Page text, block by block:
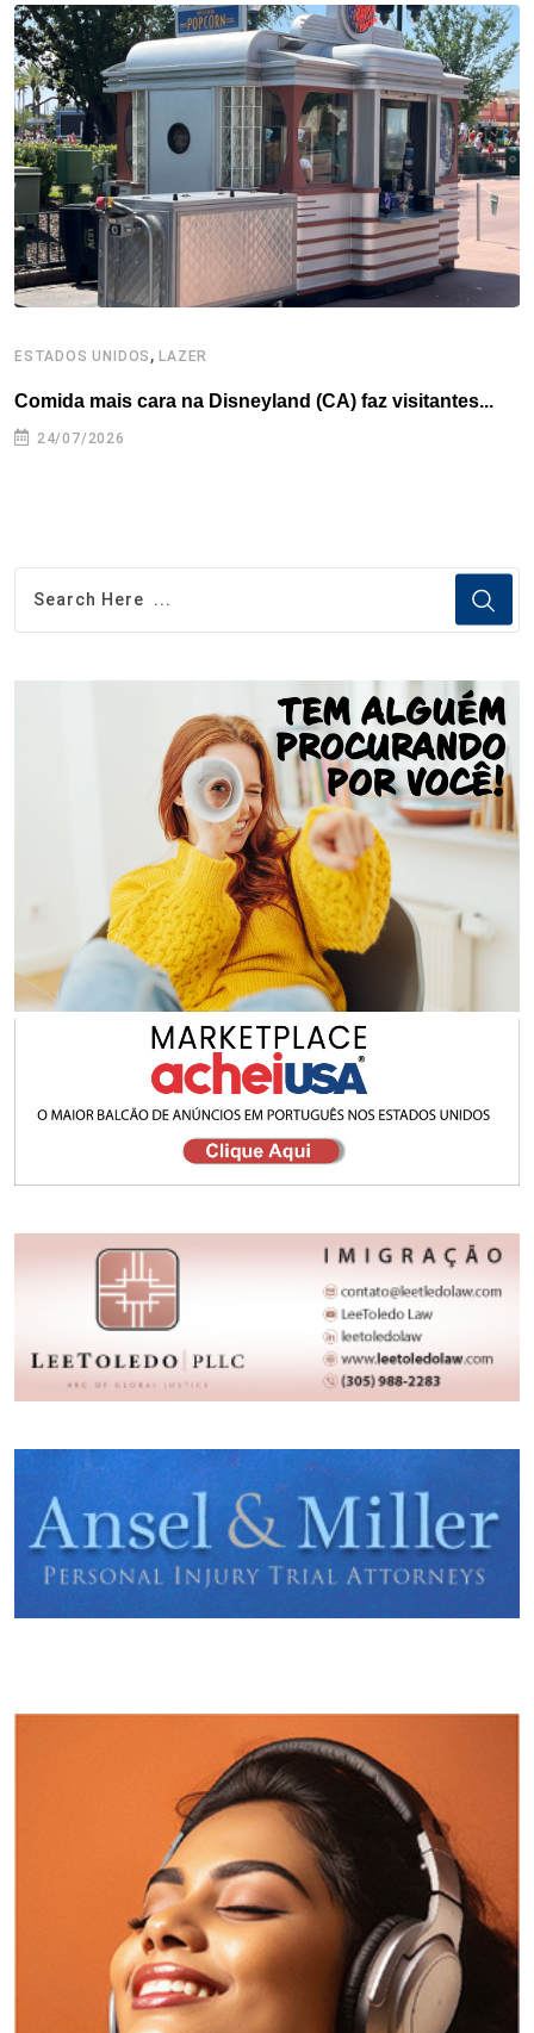
o
o
k
e
r
d
I
r
e
s
t
d
s
A
p
p
ESTADOS UNIDOS ,LAZER
Comida mais cara na Disneyland (CA) faz visitantes...
24/07/2026